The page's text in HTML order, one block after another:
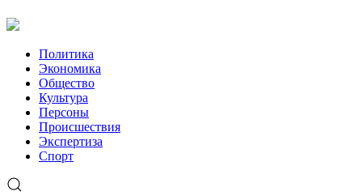
Политика
Экономика
Общество
Культура
Персоны
Происшествия
Экспертиза
Спорт